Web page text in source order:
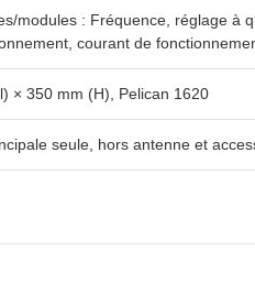
modules : Fréquence, réglage à
courant de
× 350 mm (H), Pelican 1620
seule, hors antenne et